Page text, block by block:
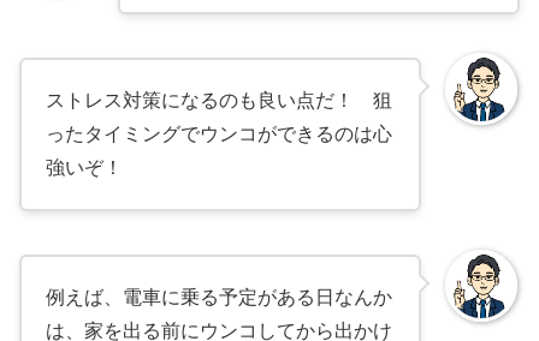
ストレス対策になるのも良い点だ！ 狙
ったタイミングでウンコができるのは心
強いぞ！
例えば、電車に乗る予定がある日なんか
は、家を出る前にウンコしてから出かけ